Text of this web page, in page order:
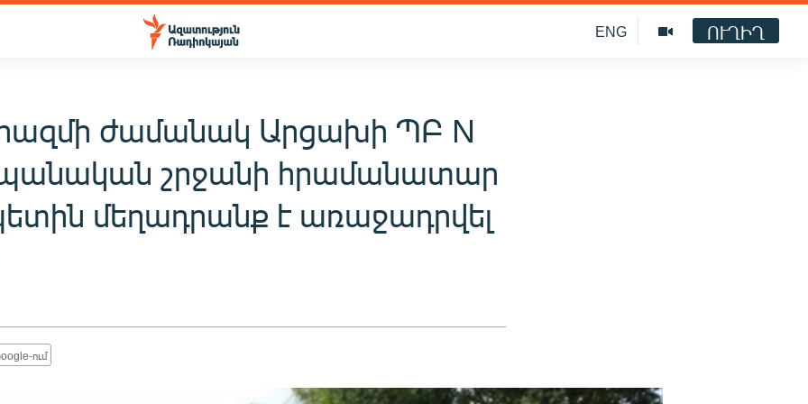
ENG ՈՒՂԻՂ
ժամանակ Արցախի ՊԲ N
շրջանի հրամանատար
մեղադրանք է առաջադրվել
ում